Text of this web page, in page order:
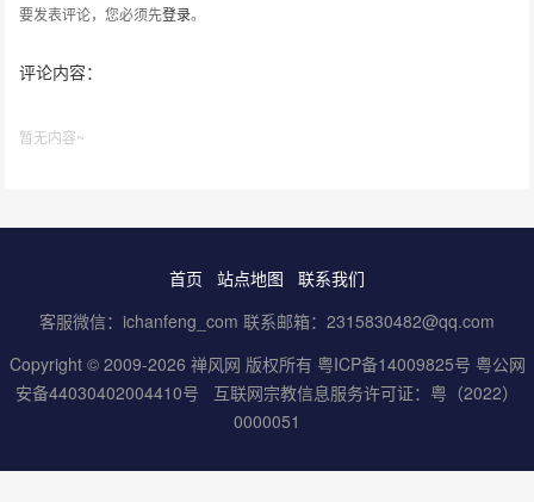
要发表评论，您必须先登录。
评论内容：
暂无内容~
首页 站点地图
联系我们
客服微信：ichanfeng_com 联系邮箱：2315830482@qq.com
Copyright © 2009-2026 禅风网 版权所有 粤ICP备14009825号 粤公网
安备44030402004410号
互联网宗教信息服务许可证：粤（2022）
0000051